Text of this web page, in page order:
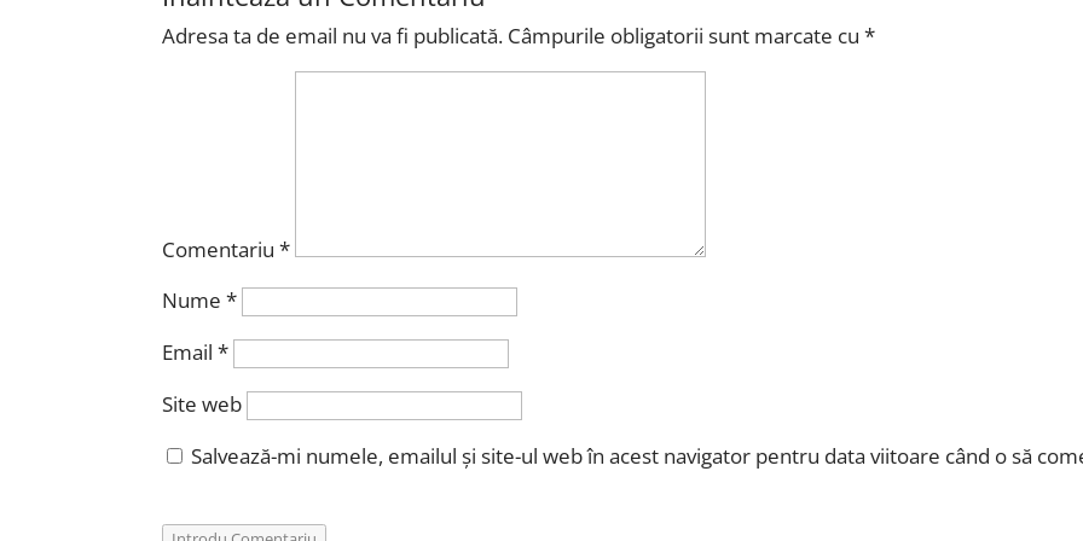
Adresa ta de email nu va fi publicată. Câmpurile obligatorii sunt marcate cu*
Comentariu*
Nume*
Email*
Site web
Salvează-mi numele, emailul și site-ul web în acest navigator pentru data viitoare când o să